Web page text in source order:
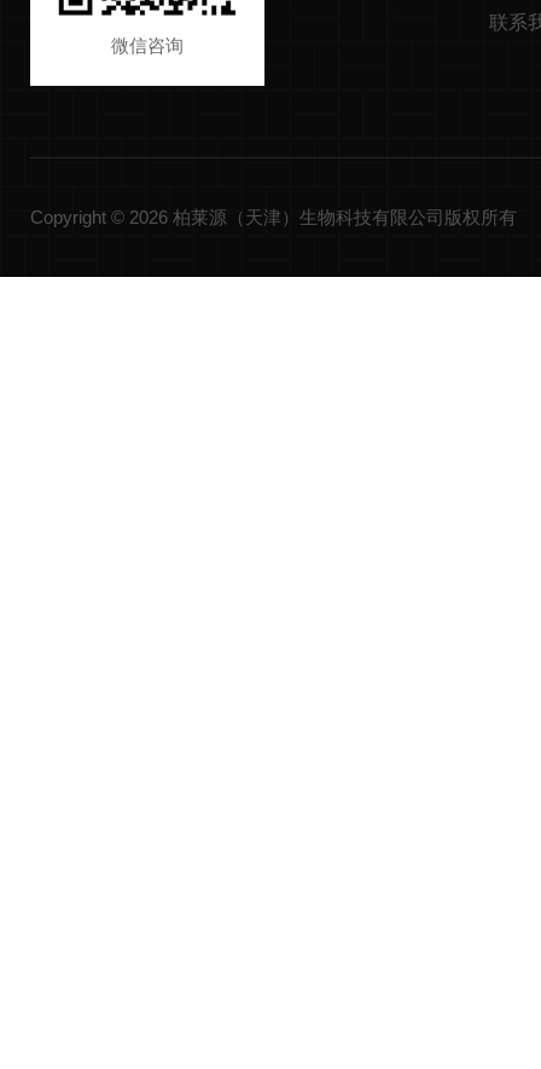
微信咨询
联系
Copyright © 2026 柏莱源（天津）生物科技有限公司版权所有